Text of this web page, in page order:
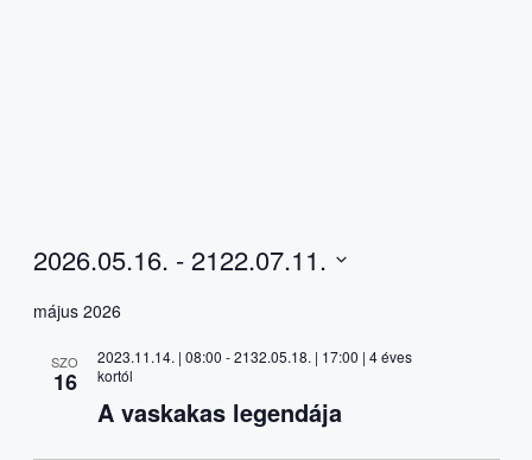
2026.05.16. - 2122.07.11.
date.
május 2026
SZO
16
2023.11.14. | 08:00 -2132.05.18. | 17:00 | 4 éves
kortól
A vaskakas legendája